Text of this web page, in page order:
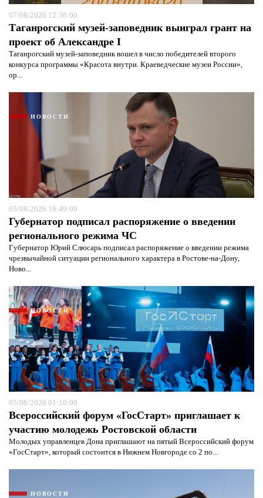
07/08/2026 12:38:00
Таганрогский музей-заповедник выиграл грант на
проект об Александре I
Таганрогский музей-заповедник вошел в число победителей второго
конкурса программы «Красота внутри. Краеведческие музеи России»,
ор...
НОВОСТИ
05/08/2026 19:49:00
Губернатор подписал распоряжение о введении
регионального режима ЧС
Губернатор Юрий Слюсарь подписал распоряжение о введении режима
чрезвычайной ситуации регионального характера в Ростове-на-Дону,
Ново...
НОВОСТИ
05/08/2026 01:10:00
Всероссийский форум «ГосСтарт» приглашает к
участию молодежь Ростовской области
Молодых управленцев Дона приглашают на пятый Всероссийский форум
«ГосСтарт», который состоится в Нижнем Новгороде со 2 по...
НОВОСТИ
Я согласен с
политикой конфиденциальности и
защиты информации*
Я согласен сполитикой конфиденциальности и
защиты информации*